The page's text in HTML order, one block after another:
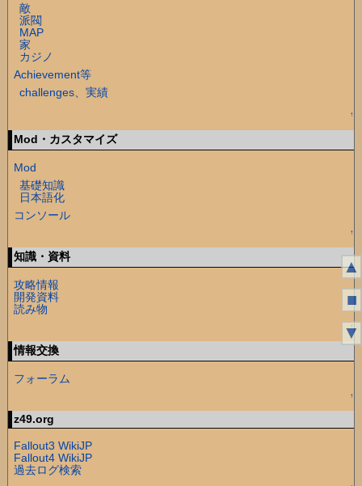
敵
派閥
MAP
家
カジノ
Achievement等
challenges、実績
↑
Mod・カスタマイズ
Mod
基礎知識
日本語化
コンソール
↑
知識・資料
攻略情報
開発資料
読み物
↑
情報交換
フォーラム
↑
z49.org
Fallout3 WikiJP
Fallout4 WikiJP
過去ログ検索
▲
■
▼